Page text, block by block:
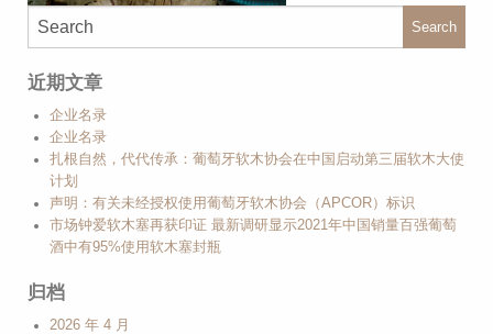
Search
近期文章
企业名录
企业名录
扎根自然，代代传承：葡萄牙软木协会在中国启动第三届软木大使
计划
声明：有关未经授权使用葡萄牙软木协会（APCOR）标识
市场钟爱软木塞再获印证 最新调研显示2021年中国销量百强葡萄
酒中有95%使用软木塞封瓶
归档
2026 年 4 月